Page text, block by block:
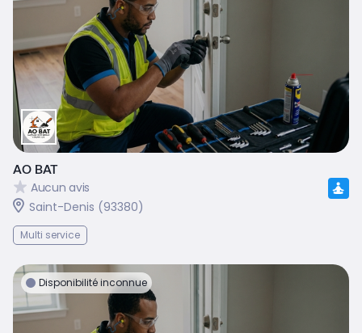
AO BAT
Aucun avis
Saint-Denis (93380)
Multi service
Disponibilité inconnue